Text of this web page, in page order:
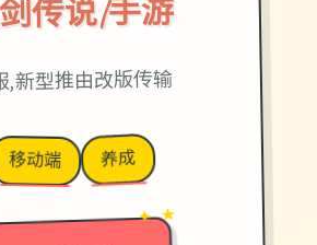
传说|手游
,新型推由改版传输
移动端 养成
→
✦ ★